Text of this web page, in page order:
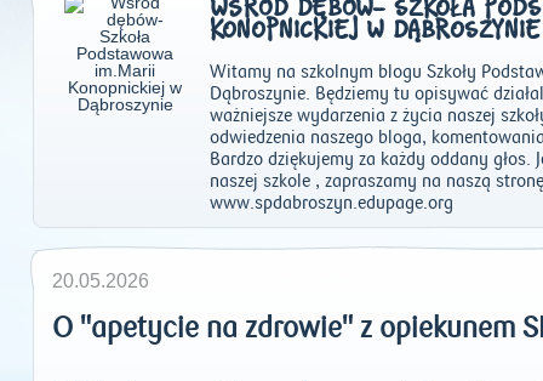
WŚRÓD DĘBÓW- SZKOŁA
KONOPNICKIEJ W DĄBROSZYNIE
Witamy na szkolnym blogu Szkoły
Dąbroszynie. Będziemy tu opisywać
ważniejsze wydarzenia z życia naszej
odwiedzenia naszego bloga,
Bardzo dziękujemy za każdy oddany głos.
naszej szkole , zapraszamy na naszą
www.spdabroszyn.edupage.org
20.05.2026
O "apetycie na zdrowie" z opiekunem